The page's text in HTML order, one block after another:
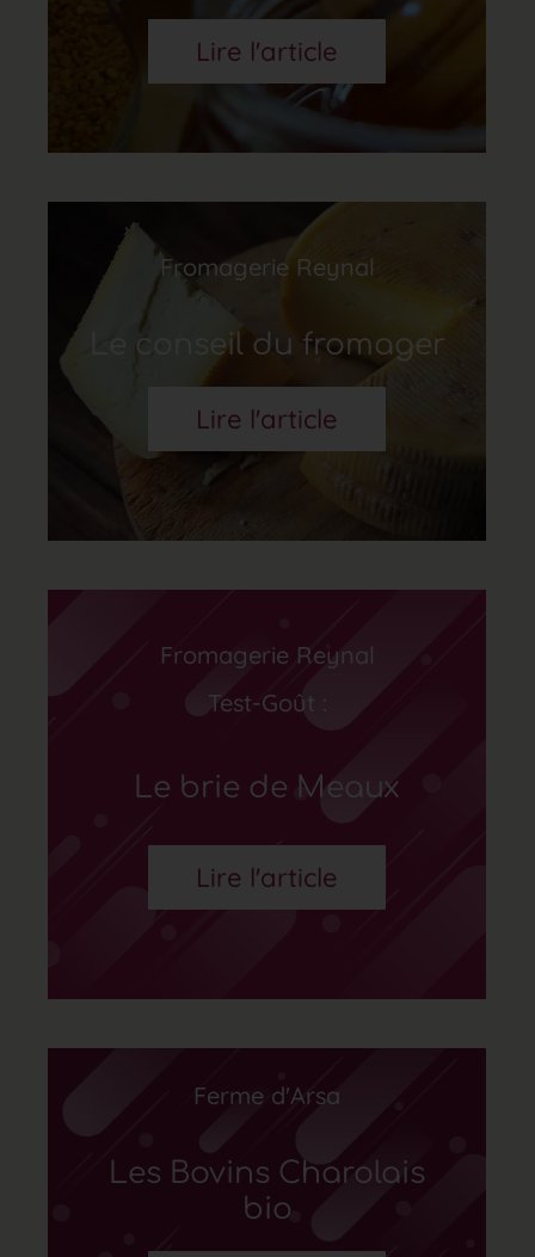
Lire l'article
Fromagerie Reynal
Le conseil du fromager
Lire l'article
Fromagerie Reynal
Test-Goût :
Le brie de Meaux
Lire l'article
Ferme d'Arsa
Les Bovins Charolais
bio